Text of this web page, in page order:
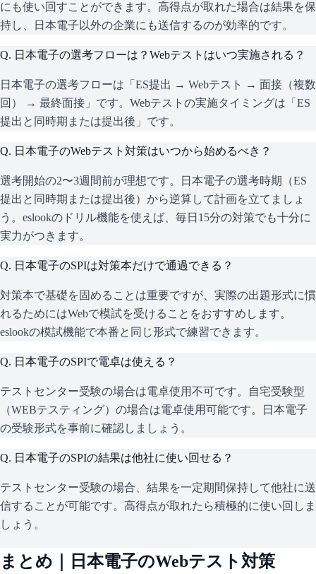
にも使い回すことができます。高得点が取れた場合は結果を保
持し、日本電子以外の企業にも送信するのが効率的です。
Q. 日本電子の選考フローは？Webテストはいつ実施される？
日本電子の選考フローは「ES提出 → Webテスト → 面接（複数
回） → 最終面接」です。Webテストの実施タイミングは「ES
提出と同時期または提出後」です。
Q. 日本電子のWebテスト対策はいつから始めるべき？
選考開始の2〜3週間前が理想です。日本電子の選考時期（ES
提出と同時期または提出後）から逆算して計画を立てましょ
う。eslookのドリル機能を使えば、毎日15分の対策でも十分に
実力がつきます。
Q. 日本電子のSPIは対策本だけで通過できる？
対策本で基礎を固めることは重要ですが、実際の出題形式に慣
れるためにはWebで模試を受けることをおすすめします。
eslookの模試機能で本番と同じ形式で練習できます。
Q. 日本電子のSPIで電卓は使える？
テストセンター受験の場合は電卓使用不可です。自宅受験型
（WEBテスティング）の場合は電卓使用可能です。日本電子
の受験形式を事前に確認しましょう。
Q. 日本電子のSPIの結果は他社に使い回せる？
テストセンター受験の場合、結果を一定期間保持して他社に送
信することが可能です。高得点が取れたら積極的に使い回しま
しょう。
まとめ｜ 日本電子のWebテスト対策